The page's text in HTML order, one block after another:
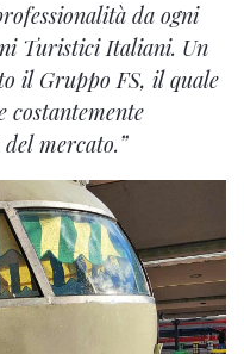
da ogni
Turistici Italiani. Un
il Gruppo FS, il quale
mercato.”